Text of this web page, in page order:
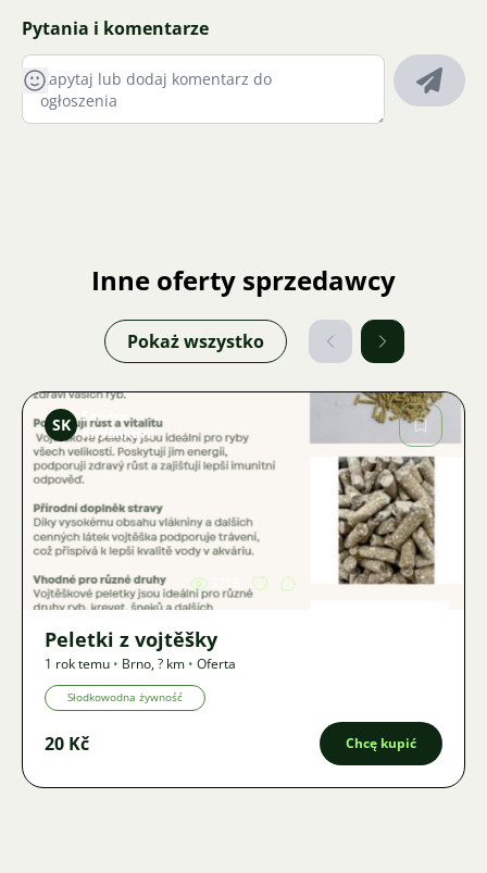
Pytania i komentarze
Inne oferty sprzedawcy
Pokaż wszystko
Zdjęcie
SK
Sandra
Křivánková
Peletki z vojtěšky
1 rok temu • Brno,? km • Oferta
Słodkowodna żywność
20 Kč Chcę kupić